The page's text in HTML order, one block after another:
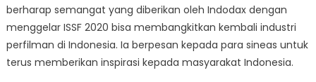
berharap semangat yang diberikan oleh Indodax dengan
menggelar ISSF 2020 bisa membangkitkan kembali industri
perfilman di Indonesia. Ia berpesan kepada para sineas untuk
terus memberikan inspirasi kepada masyarakat Indonesia.